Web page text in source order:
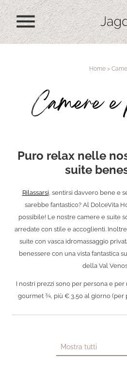
menu
Home >
Camere
Puro relax nelle
suite
Rilassarsi , sentirsi davvero bene e
sarebbe fantastico? Al DolceVita
possibile! Le nostre camere e suite
arredate con stile e accoglienti.
suite con vasca idromassaggio
benessere con una vista fantastica
della Val
I nostri prezzi sono per persona e
gourmet ¾, più € 3,50 al giorno (per
Mostra tutti